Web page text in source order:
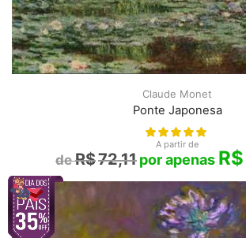
Claude Monet
Ponte Japonesa
A partir de
R$72,11 R$